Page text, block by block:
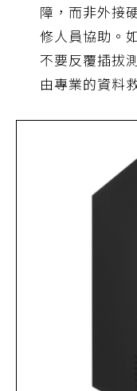
障，而非外接
修人員協助。
不要反覆插拔
由專業的資料